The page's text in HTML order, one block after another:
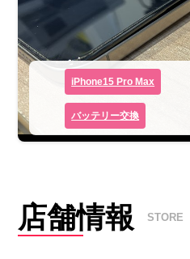
iPhone15 Pro Max
バッテリー交換
店舗情報 STORE